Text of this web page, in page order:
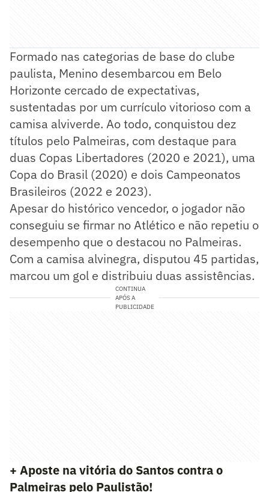
Formado nas categorias de base do clube
paulista, Menino desembarcou em Belo
Horizonte cercado de expectativas,
sustentadas por um currículo vitorioso com a
camisa alviverde. Ao todo, conquistou dez
títulos pelo Palmeiras, com destaque para
duas Copas Libertadores (2020 e 2021), uma
Copa do Brasil (2020) e dois Campeonatos
Brasileiros (2022 e 2023).
Apesar do histórico vencedor, o jogador não
conseguiu se firmar no Atlético e não repetiu o
desempenho que o destacou no Palmeiras.
Com a camisa alvinegra, disputou 45 partidas,
marcou um gol e distribuiu duas assistências.
CONTINUA
APÓS A
PUBLICIDADE
+ Aposte na vitória do Santos contra o
Palmeiras pelo Paulistão!